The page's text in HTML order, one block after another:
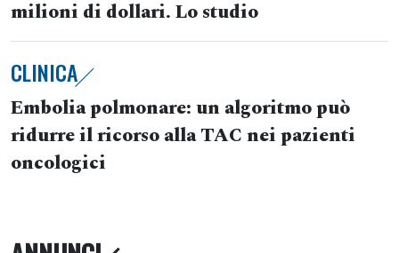
milioni di dollari. Lo studio
CLINICA
Embolia polmonare: un algoritmo può
ridurre il ricorso alla TAC nei pazienti
oncologici